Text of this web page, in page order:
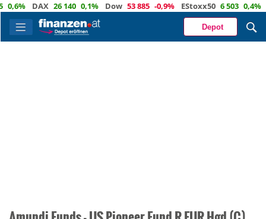
0,6% DAX 26 140 0,1% Dow 53 885 -0,9% EStoxx50 6 503 0,4%
Depot